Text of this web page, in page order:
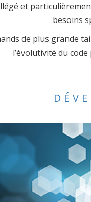
et
besoins
de plus grande
l’évolutivité du